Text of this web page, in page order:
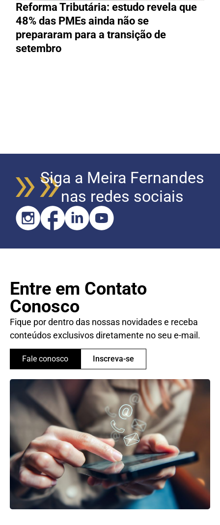
Reforma Tributária: estudo revela que
48% das PMEs ainda não se
prepararam para a transição de
setembro
Siga a Meira Fernandes
nas redes sociais
Entre em Contato
Conosco
Fique por dentro das nossas novidades e receba
conteúdos exclusivos diretamente no seu e-mail.
Fale conosco Inscreva-se